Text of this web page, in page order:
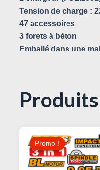
Tension de charge :
47 accessoires
3 forets à béton
Emballé dans une
Promo !
Promo !